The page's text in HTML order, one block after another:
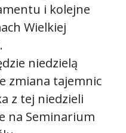
i kolejne
Wielkiej
niedzielą
zmiana tajemnic
z tej niedzieli
na Seminarium